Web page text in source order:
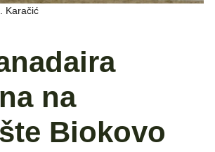
Karačić
na
Biokovo